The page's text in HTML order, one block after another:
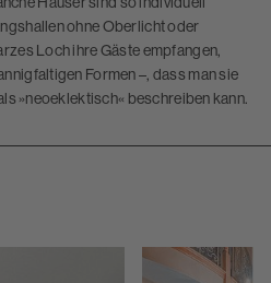
ohne Oberlicht oder
Loch ihre Gäste empfangen,
Formen –, dass man sie
»neoeklektisch« beschreiben kann.